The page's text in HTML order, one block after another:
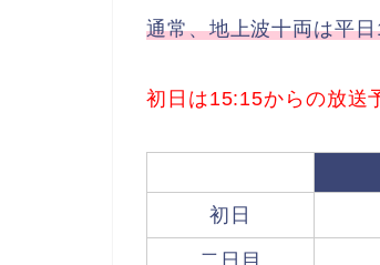
通常、地上波十両は平
初日は15:15からの放送
初日
二日目